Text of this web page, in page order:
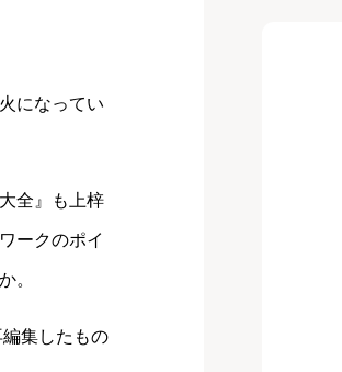
になってい
全』も上梓
ークのポイ
。
集したもの